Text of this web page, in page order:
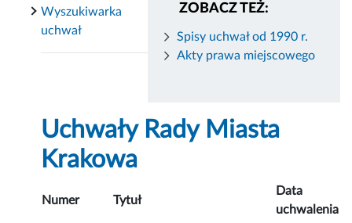
ZOBACZ TEŻ:
Spisy uchwał od 1990 r.
Akty prawa miejscowego
Wyszukiwarka
uchwał
Uchwały Rady Miasta
Krakowa
Numer Tytuł
Data
uchwalenia